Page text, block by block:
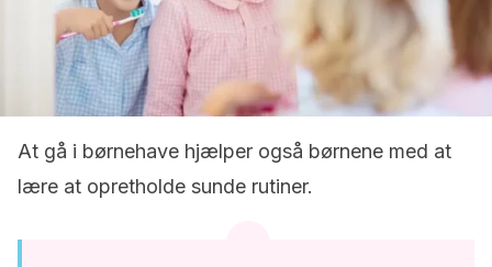
At gå i børnehave hjælper også børnene med at
lære at opretholde sunde rutiner.